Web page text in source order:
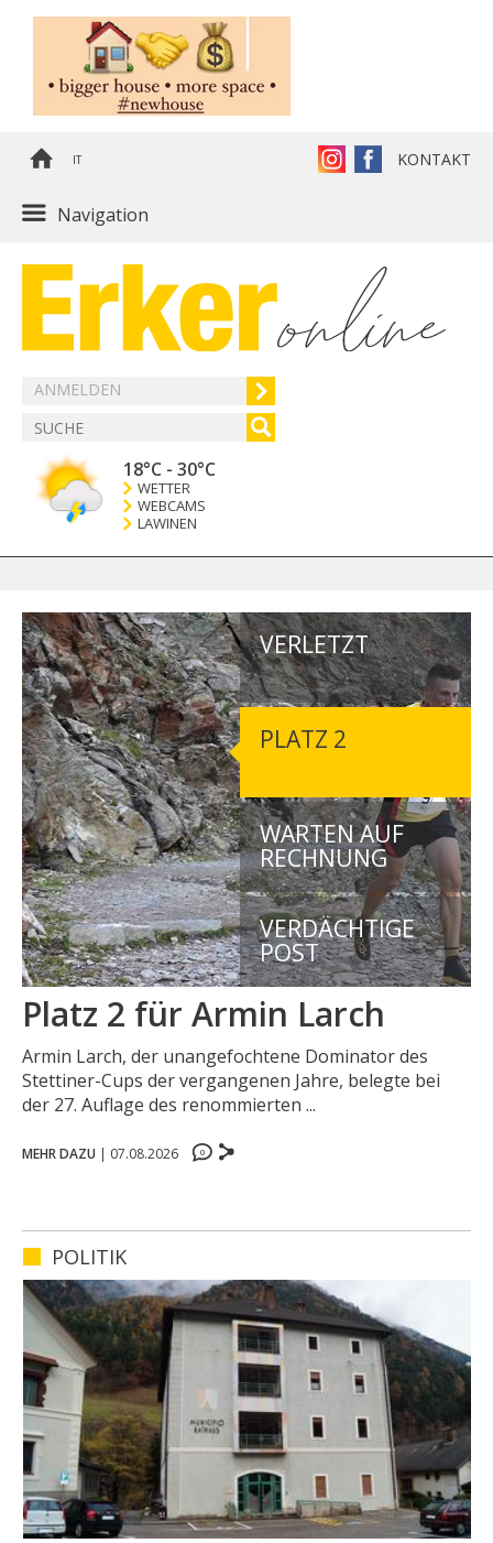
IT KONTAKT
Navigation
ANMELDEN
18°C - 30°C
WETTER
WEBCAMS
LAWINEN
VERLETZT
PLATZ 2
WARTEN AUF
RECHNUNG
VERDÄCHTIGE
POST
Platz 2 für Armin Larch
Armin Larch, der unangefochtene Dominator des
Stettiner-Cups der vergangenen Jahre, belegte bei
der 27. Auflage des renommierten ...
MEHR DAZU | 07.08.2026 0
POLITIK